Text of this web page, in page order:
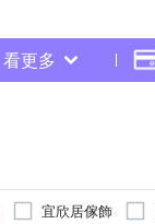
看更多
宜欣居傢飾